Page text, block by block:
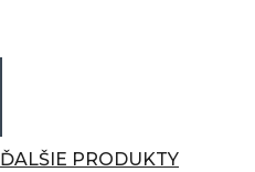
ĎALŠIE PRODUKTY